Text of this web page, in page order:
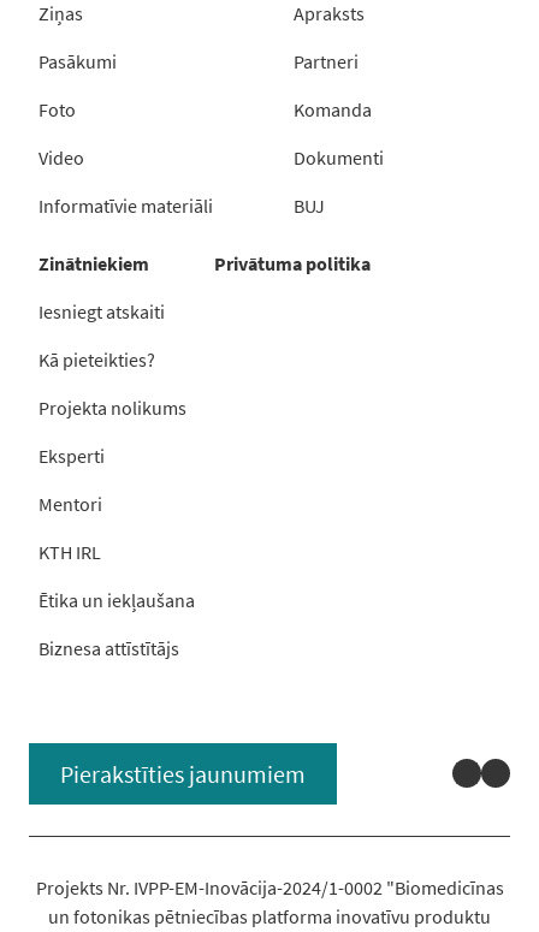
Ziņas
Pasākumi
Foto
Video
Informatīvie materiāli
Apraksts
Partneri
Komanda
Dokumenti
BUJ
Zinātniekiem
Iesniegt atskaiti
Kā pieteikties?
Projekta nolikums
Eksperti
Mentori
KTH IRL
Ētika un iekļaušana
Biznesa attīstītājs
Privātuma politika
Pierakstīties jaunumiem
Projekts Nr. IVPP-EM-Inovācija-2024/1-0002 "Biomedicīnas
un fotonikas pētniecības platforma inovatīvu produktu